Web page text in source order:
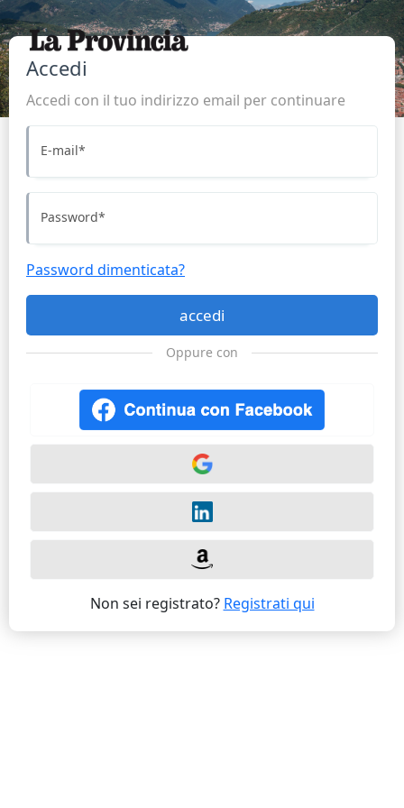
Accedi
Accedi con il tuo indirizzo email per continuare
E-mail*
Password*
Password dimenticata?
accedi
Oppure con
Non sei registrato? Registrati qui